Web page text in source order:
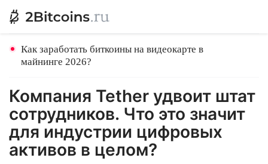
Как заработать биткоины на видеокарте в
майнинге 2026?
Компания Tether удвоит штат
сотрудников. Что это значит
для индустрии цифровых
активов в целом?